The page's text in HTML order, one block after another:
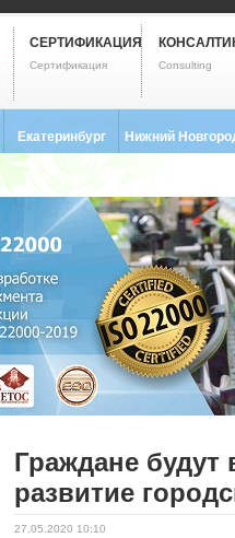
СЕРТИФИКАЦИЯ
Сертификация Consulting
Екатеринбург
8 (343) 237-2593
Нижний
Граждане будут
развитие
27.05.2020 10:10